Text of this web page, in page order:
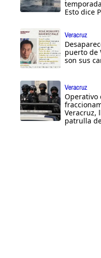
Esto dice
Veracruz
puerto de
son sus
Veracruz
Operativo
Veracruz,
patrulla